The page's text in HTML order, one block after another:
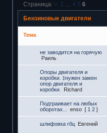
Бензиновые двигатели
Страница: « 1 4 5 6
Тема
не заводится на горячую
Раиль
Опоры двигателя и
коробки. ‡нужен замен
опор двигателя и
коробки.
Richard
Подтраивает на любых
оборотах...
enso [ 1 2 ]
шлифовка гбц Евгений